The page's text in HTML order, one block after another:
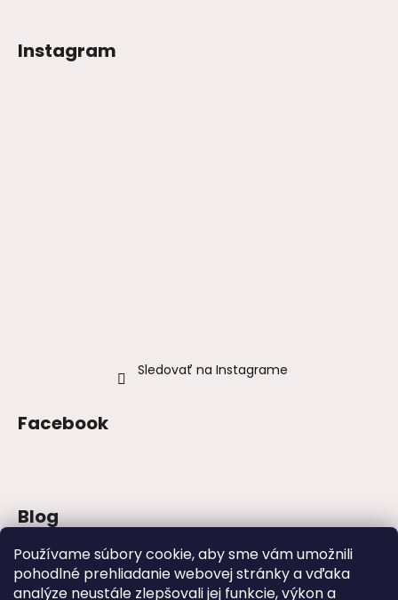
Používame súbory cookie, aby sme vám umožnili
pohodlné prehliadanie webovej stránky a vďaka
analýze neustále zlepšovali jej funkcie, výkon a
Instagram
Sledovať na Instagrame
Facebook
Blog
Šaty na stužkovú 2026: trendy, farby a
strihy
Najväčšie módne chyby, ktoré ženy robia